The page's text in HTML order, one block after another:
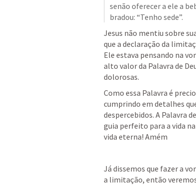
senão oferecer a ele a
bradou: “Tenho sede”.
Jesus não mentiu sobre
que a declaração da
Ele estava pensando na
alto valor da Palavra de
dolorosas.
Como essa Palavra é
cumprindo em detalhes
despercebidos. A Palavra
guia perfeito para a vida
vida eterna! Amém
Já dissemos que fazer a
a limitação, então